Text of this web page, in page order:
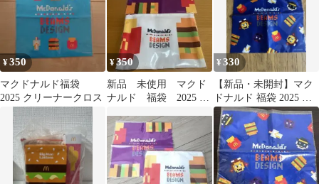
¥350
マクドナルド福袋
2025 クリーナークロス
¥350
新品 未使用 マクド
ナルド 福袋 2025 ク
チ ２点セット
¥330
【新品・未開封】マク
ドナルド 福袋 2025 ビ
ームス クリーナークロ
ス